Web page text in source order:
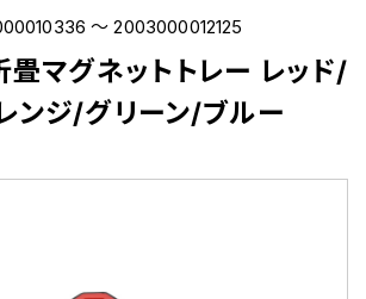
～ 2003000012125
畳マグネットトレー レッド/
ンジ/グリーン/ブルー